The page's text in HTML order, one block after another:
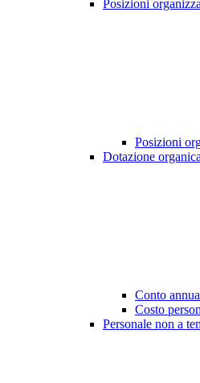
Posizioni
Posizioni
Dotazione organica
Conto
Costo
Personale non a